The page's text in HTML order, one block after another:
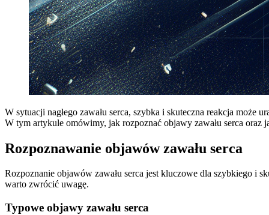
W sytuacji nagłego zawału serca, szybka i skuteczna reakcja
W tym artykule omówimy, jak rozpoznać objawy zawału serca
Rozpoznawanie objawów zawału serca
Rozpoznanie objawów zawału serca jest kluczowe dla szybkiego i
warto zwrócić uwagę.
Typowe objawy zawału serca